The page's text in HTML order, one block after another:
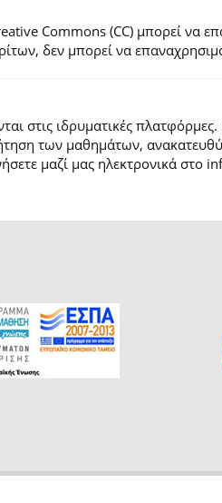
Commons (CC) μπορεί να
δεν μπορεί να
στις ιδρυματικές
των μαθημάτων,
μαζί μας ηλεκτρονικά στο